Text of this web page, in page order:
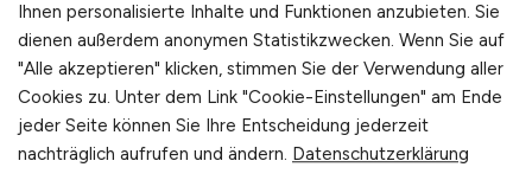
gleicht sie mit tausenden geprüften Industrie-
Stellen ab. Dabei berücksichtigt er auch
Zusatzkriterien wie gewünschte Gehaltsrange,
Verfügbarkeit oder
Weiterbildungsmöglichkeiten. So entsteht eine
Ihnen personalisierte Inhalte und Funktionen anzubieten. Sie
dienen außerdem anonymen Statistikzwecken. Wenn Sie auf
"Alle akzeptieren" klicken, stimmen Sie der Verwendung aller
Cookies zu. Unter dem Link "Cookie-Einstellungen" am Ende
jeder Seite können Sie Ihre Entscheidung jederzeit
nachträglich aufrufen und ändern. Datenschutzerklärung